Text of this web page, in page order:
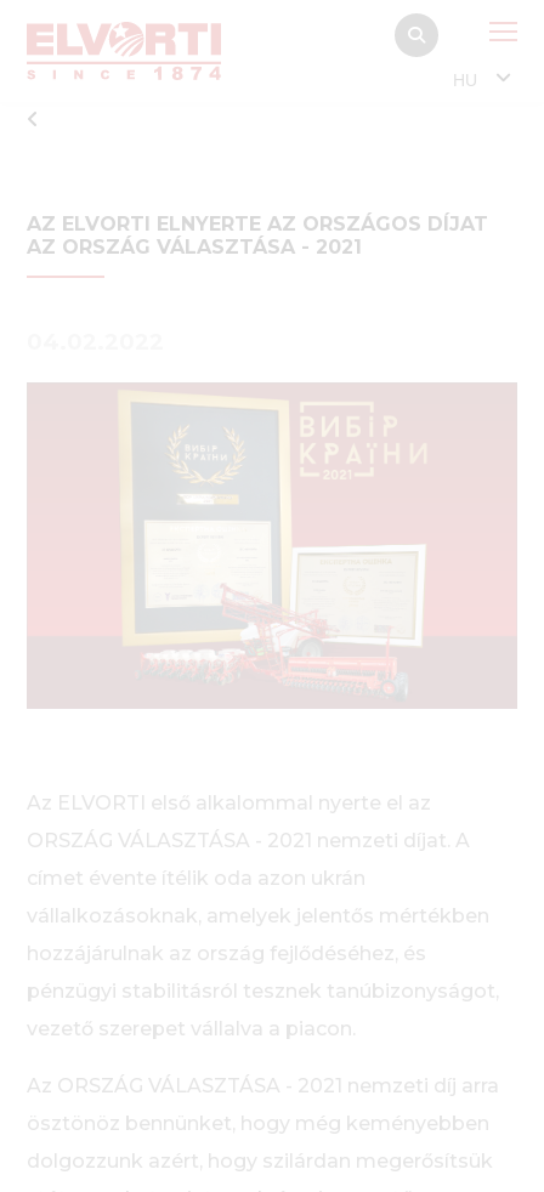
HU
AZ ELVORTI ELNYERTE AZ ORSZÁGOS DÍJAT
AZ ORSZÁG VÁLASZTÁSA - 2021
Az ELVORTI első alkalommal nyerte el az
ORSZÁG VÁLASZTÁSA - 2021 nemzeti díjat. A
címet évente ítélik oda azon ukrán
vállalkozásoknak, amelyek jelentős mértékben
hozzájárulnak az ország fejlődéséhez, és
pénzügyi stabilitásról tesznek tanúbizonyságot,
vezető szerepet vállalva a piacon.
Az ORSZÁG VÁLASZTÁSA - 2021 nemzeti díj arra
ösztönöz bennünket, hogy még keményebben
dolgozzunk azért, hogy szilárdan megerősítsük